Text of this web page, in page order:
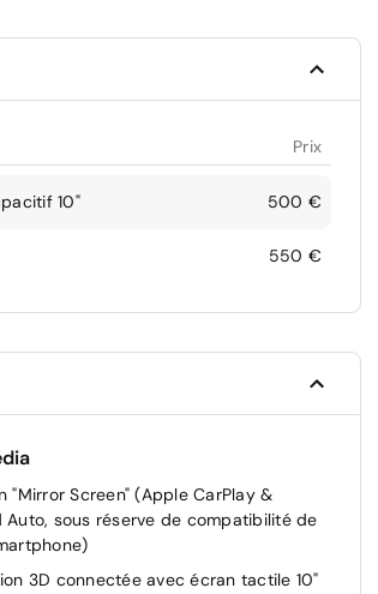
Prix
10" 500 €
550 €
"Mirror Screen" (Apple CarPlay &
Auto, sous réserve de compatibilité de
3D connectée avec écran tactile 10"